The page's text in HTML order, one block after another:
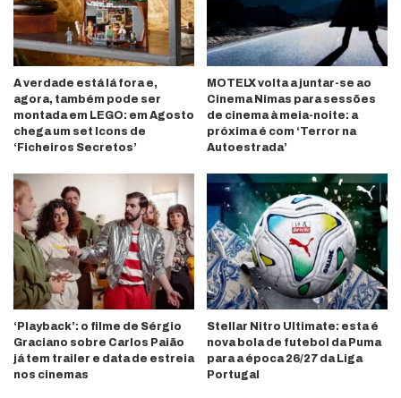
A verdade está lá fora e,
agora, também pode ser
montada em LEGO: em Agosto
chega um set Icons de
‘Ficheiros Secretos’
MOTELX volta a juntar-se ao
Cinema Nimas para sessões
de cinema à meia-noite: a
próxima é com ‘Terror na
Autoestrada’
‘Playback’: o filme de Sérgio
Graciano sobre Carlos Paião
já tem trailer e data de estreia
nos cinemas
Stellar Nitro Ultimate: esta é
nova bola de futebol da Puma
para a época 26/27 da Liga
Portugal